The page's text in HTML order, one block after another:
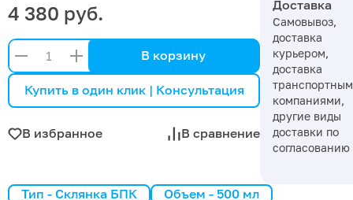
4 380 руб.
В корзину
Купить в один клик | Консультация
В избранное В сравнение
Доставка
Самовывоз,
доставка
курьером,
доставка
компаниями,
другие виды
доставки по
согласованию
Тип - Склянка БПК Объем - 500 мл